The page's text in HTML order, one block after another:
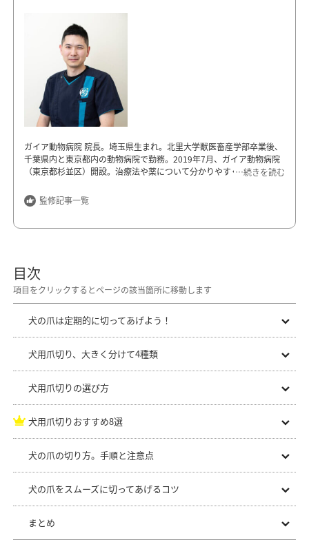
…続きを読む
ガイア動物病院 院長。埼玉県生まれ。北里大学獣医畜産学部卒業後、
千葉県内と東京都内の動物病院で勤務。2019年7月、ガイア動物病院
（東京都杉並区）開設。治療法や薬について分かりやすく説明し、治
評。監修記事一覧
目次
犬の爪は定期的に切ってあげよう！
犬用爪切り、大きく分けて4種類
犬用爪切りの選び方
犬用爪切りおすすめ8選
犬の爪の切り方。手順と注意点
犬の爪をスムーズに切ってあげるコツ
まとめ